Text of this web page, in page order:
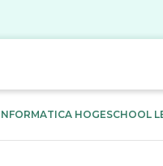
HOGESCHOOL